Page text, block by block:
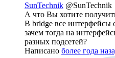
SunTechnik @SunTechnik
А что Вы хотите
В bridge все интерфейсы
зачем тогда на
разных подсетей?
Написано более года